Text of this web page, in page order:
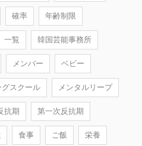
確率 年齢制限
一覧 韓国芸能事務所
メンバー ベビー
グスクール メンタルリープ
抗期 第一次反抗期
食事 ご飯 栄養